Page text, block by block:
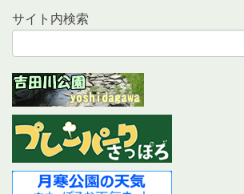
サイト内検索